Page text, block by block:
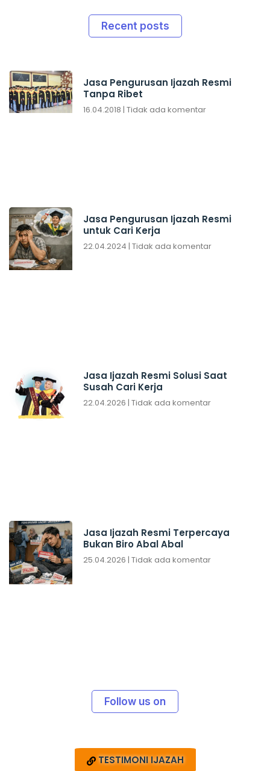
Recent posts
Jasa Pengurusan Ijazah Resmi
Tanpa Ribet
16.04.2018 Tidak ada komentar
Jasa Pengurusan Ijazah Resmi
untuk Cari Kerja
22.04.2024 Tidak ada komentar
Jasa Ijazah Resmi Solusi Saat
Susah Cari Kerja
22.04.2026 Tidak ada komentar
Jasa Ijazah Resmi Terpercaya
Bukan Biro Abal Abal
25.04.2026 Tidak ada komentar
Follow us on
TESTIMONI IJAZAH